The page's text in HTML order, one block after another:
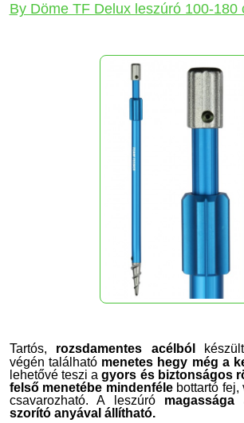
By Döme TF Delux leszúró 100-180
Tartós, rozsdamentes acélból
végén található menetes hegy még a
lehetővé teszi agyors és biztonságos
felső menetébe mindenféle bottartó
csavarozható. A leszúrómagassága
szorító anyával állítható.